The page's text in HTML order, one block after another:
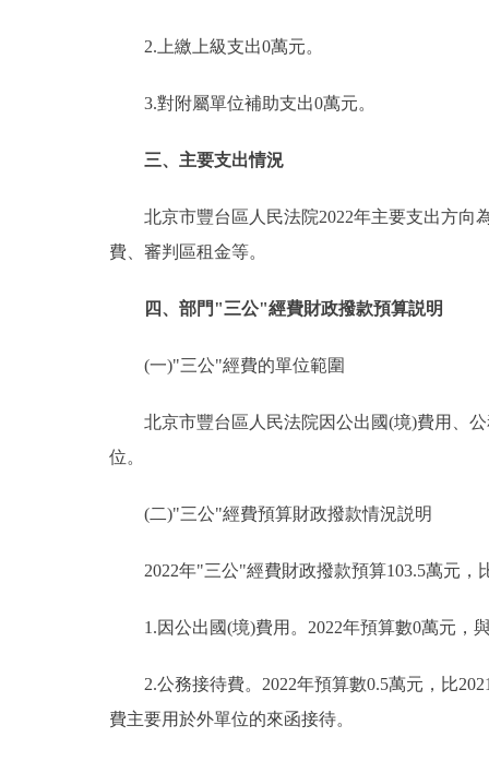
2.上繳上級支出0萬元。
3.對附屬單位補助支出0萬元。
三、主要支出情況
北京市豐台區人民法院2022年主要支出方向
費、審判區租金等。
四、部門"三公"經費財政撥款預算説明
(一)"三公"經費的單位範圍
北京市豐台區人民法院因公出國(境)費用、公
位。
(二)"三公"經費預算財政撥款情況説明
2022年"三公"經費財政撥款預算103.5萬元，
1.因公出國(境)費用。2022年預算數0萬元，
2.公務接待費。2022年預算數0.5萬元，比
費主要用於外單位的來函接待。